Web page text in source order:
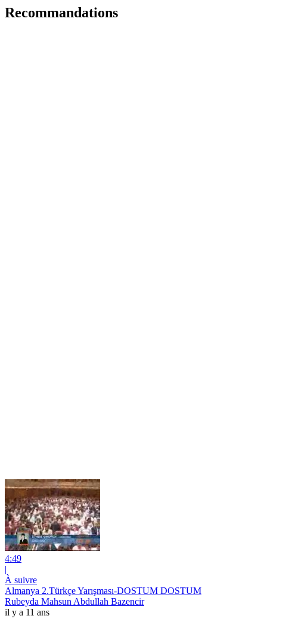
Recommandations
4:49
|
À suivre
Almanya 2.Türkçe Yarışması-DOSTUM DOSTUM
Rubeyda Mahsun Abdullah Bazencir
il y a 11 ans